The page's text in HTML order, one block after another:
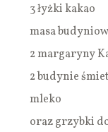
3 łyżki kakao
masa
2 margaryny
2 budynie
mleko
oraz grzybki